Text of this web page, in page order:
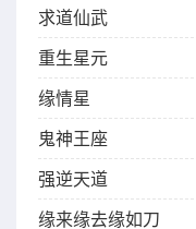
求道仙武
重生星元
缘情星
鬼神王座
强逆天道
缘来缘去缘如刀